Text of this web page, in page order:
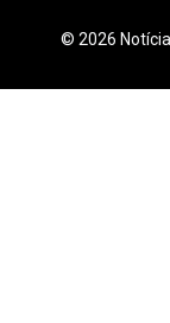
© 2026